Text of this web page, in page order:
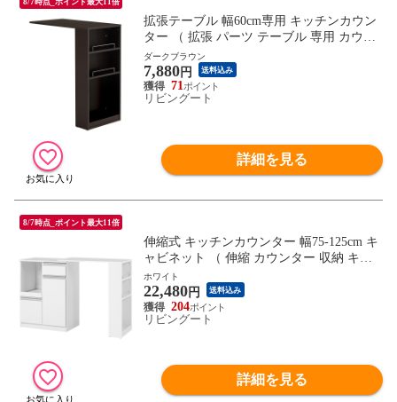
8/7時点_ポイント最大11倍
拡張テーブル 幅60cm専用 キッチンカウン
ター （ 拡張 パーツ テーブル 専用 カウン
ター 幅60cm用 オプション 追加 組み合わ
せ 可動棚 ） 【ダークブラウン】
ダークブラウン
7,880円 送料込み
71
リビングート
詳細を見る
8/7時点_ポイント最大11倍
伸縮式 キッチンカウンター 幅75-125cm キ
ャビネット （ 伸縮 カウンター 収納 キッ
チン 棚 ラック 家電収納 省スペース コン
セント付 引き出し 可動棚 ダークブラウン
ナチュラル ホワイト ） 【ホワイト】
ホワイト
22,480円 送料込み
204
リビングート
詳細を見る